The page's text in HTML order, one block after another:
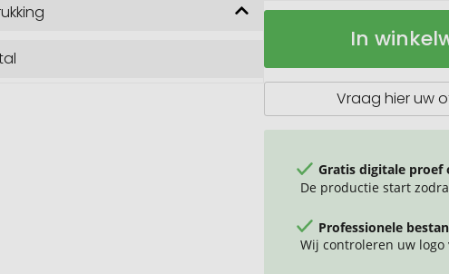
Natuurlijk
Op
In
Vraag hier uw
Gratis digitale proef
De productie start
Professionele
Wij controleren uw